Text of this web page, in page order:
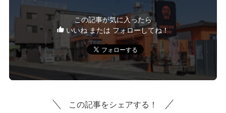
この記事が気に入ったら
いいね または フォローしてね！
この記事をシェアする！